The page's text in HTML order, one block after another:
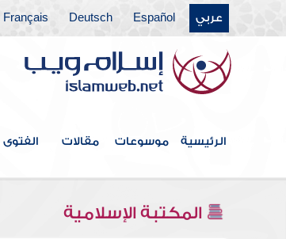
عربي Español
Deutsch
Français
الرئيسية موسوعات مقالات الفتوى
المكتبة الإسلامية
الزيادة على الثلاث في الوضوء
الترتيب في الوضوء
الموالاة بين أعضاء في الوضوء
المستحب لمن فرغ من الوضوء
فرع في مسائل زائدة تتعلق
بباب الوضوء